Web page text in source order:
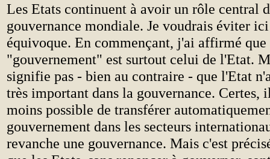
Les Etats continuent à avoir un rôle central
gouvernance mondiale. Je voudrais éviter
équivoque. En commençant, j'ai affirmé
"gouvernement" est surtout celui de l'Etat.
signifie pas - bien au contraire - que l'Etat
très important dans la gouvernance. Certes,
moins possible de transférer
gouvernement dans les secteurs
revanche une gouvernance. Mais c'est